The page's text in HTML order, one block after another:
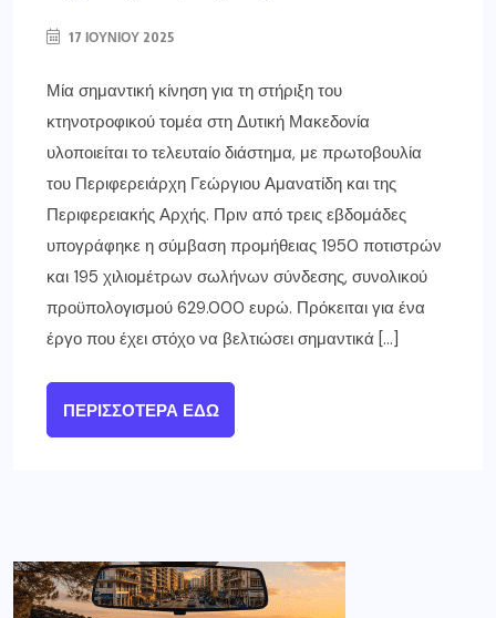
17 ΙΟΥΝΊΟΥ 2025
Μία σημαντική κίνηση για τη στήριξη του
κτηνοτροφικού τομέα στη Δυτική Μακεδονία
υλοποιείται το τελευταίο διάστημα, με πρωτοβουλία
του Περιφερειάρχη Γεώργιου Αμανατίδη και της
Περιφερειακής Αρχής. Πριν από τρεις εβδομάδες
υπογράφηκε η σύμβαση προμήθειας 1950 ποτιστρών
και 195 χιλιομέτρων σωλήνων σύνδεσης, συνολικού
προϋπολογισμού 629.000 ευρώ. Πρόκειται για ένα
έργο που έχει στόχο να βελτιώσει σημαντικά […]
ΠΕΡΙΣΣΌΤΕΡΑ ΕΔΏ